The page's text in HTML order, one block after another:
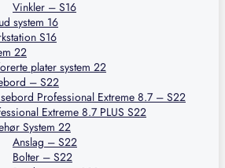
Vinkler – S16
system 16
S16
22
plater system 22
– S22
Professional Extreme 8.7 – S22
Extreme 8.7 PLUS S22
System 22
Anslag – S22
Bolter – S22